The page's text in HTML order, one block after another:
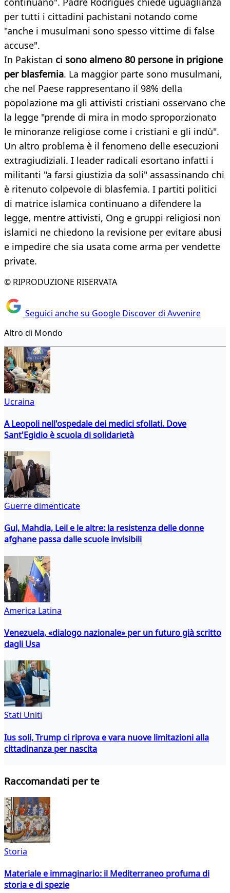
per tutti i cittadini pachistani notando come
"anche i musulmani sono spesso vittime di false
accuse".
In Pakistan ci sono almeno 80 persone in prigione
per blasfemia. La maggior parte sono musulmani,
che nel Paese rappresentano il 98% della
popolazione ma gli attivisti cristiani osservano che
la legge "prende di mira in modo sproporzionato
le minoranze religiose come i cristiani e gli indù".
Un altro problema è il fenomeno delle esecuzioni
extragiudiziali. I leader radicali esortano infatti i
militanti "a farsi giustizia da soli" assassinando chi
è ritenuto colpevole di blasfemia. I partiti politici
di matrice islamica continuano a difendere la
legge, mentre attivisti, Ong e gruppi religiosi non
islamici ne chiedono la revisione per evitare abusi
e impedire che sia usata come arma per vendette
private.
© RIPRODUZIONE RISERVATA
Seguici anche su Google Discover di Avvenire
Altro di Mondo
Ucraina
A Leopoli nell'ospedale dei medici sfollati. Dove
Sant'Egidio è scuola di solidarietà
Guerre dimenticate
Gul, Mahdia, Leil e le altre: la resistenza delle donne
afghane passa dalle scuole invisibili
America Latina
Venezuela, «dialogo nazionale» per un futuro già scritto
dagli Usa
Stati Uniti
Ius soli, Trump ci riprova e vara nuove limitazioni alla
cittadinanza per nascita
Raccomandati per te
Storia
Materiale e immaginario: il Mediterraneo profuma di
storia e di spezie